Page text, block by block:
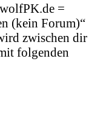
=
(kein Forum)“
zwischen dir
folgenden